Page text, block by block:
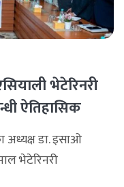
भेटेरिनरी
ऐतिहासिक
अध्यक्ष डा. इसाओ
भेटेरिनरी
उचाइमा पुर्‍याउँदै